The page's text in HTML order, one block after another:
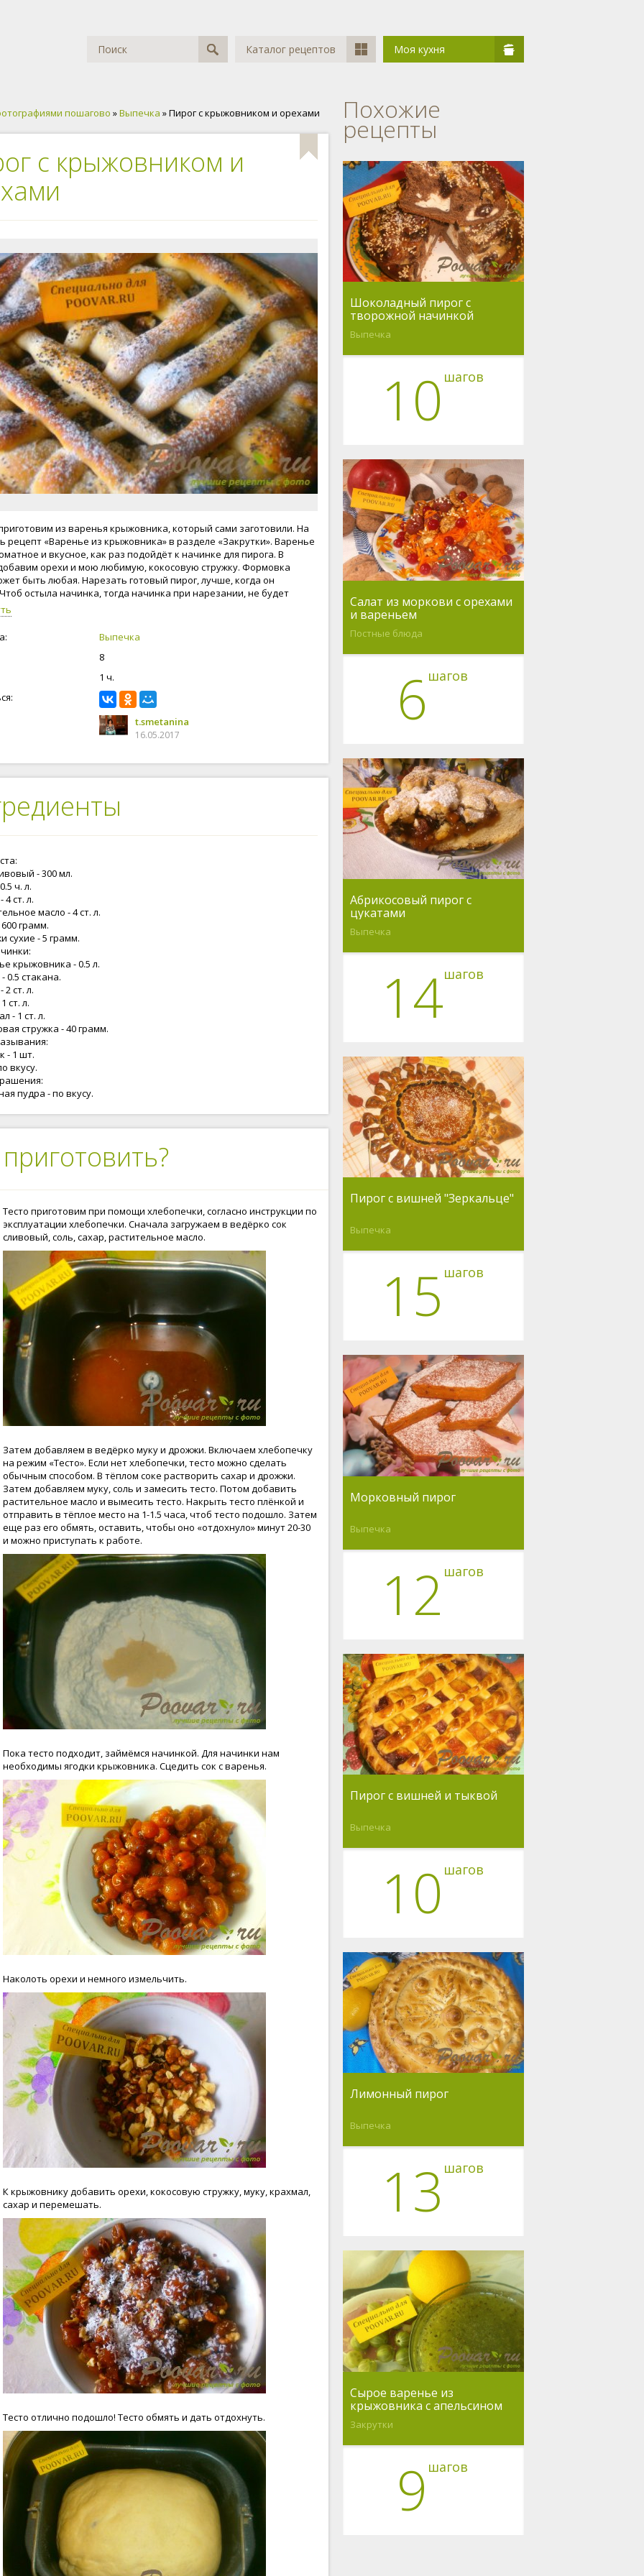
Каталог рецептов Моя кухня
пошагово »Выпечка » Пирог с крыжовником и орехами
с крыжовником и
из варенья крыжовника, который сами заготовили. На
рецепт «Варенье из крыжовника» в разделе «Закрутки». Варенье
и вкусное, как раз подойдёт к начинке для пирога. В
орехи и мою любимую, кокосовую стружку. Формовка
быть любая. Нарезать готовый пирог, лучше, когда он
остыла начинка, тогда начинка при нарезании, не будет
Приступим к приготовлению пирога с крыжовником и орехами!
Выпечка
8
1 ч.
t.smetanina
16.05.2017
- 300 мл.
ч. л.
4 ст. л.
масло - 4 ст. л.
грамм.
сухие - 5 грамм.
крыжовника - 0.5 л.
0.5 стакана.
2 ст. л.
ст. л.
- 1 ст. л.
стружка - 40 грамм.
- 1 шт.
вкусу.
пудра - по вкусу.
Тесто приготовим при помощи хлебопечки, согласно инструкции по
эксплуатации хлебопечки. Сначала загружаем в ведёрко сок
сливовый, соль, сахар, растительное масло.
Затем добавляем в ведёрко муку и дрожжи. Включаем хлебопечку
на режим «Тесто». Если нет хлебопечки, тесто можно сделать
обычным способом. В тёплом соке растворить сахар и дрожжи.
Затем добавляем муку, соль и замесить тесто. Потом добавить
растительное масло и вымесить тесто. Накрыть тесто плёнкой и
отправить в тёплое место на 1-1.5 часа, чтоб тесто подошло. Затем
еще раз его обмять, оставить, чтобы оно «отдохнуло» минут 20-30
и можно приступать к работе.
Пока тесто подходит, займёмся начинкой. Для начинки нам
необходимы ягодки крыжовника. Сцедить сок с варенья.
Наколоть орехи и немного измельчить.
К крыжовнику добавить орехи, кокосовую стружку, муку, крахмал,
сахар и перемешать.
Тесто отлично подошло! Тесто обмять и дать отдохнуть.
Похожие
рецепты
Шоколадный пирог с
творожной начинкой
Выпечка
10 шагов
Салат из моркови с орехами
и вареньем
Постные блюда
6 шагов
Абрикосовый пирог с
цукатами
Выпечка
14шагов
Пирог с вишней "Зеркальце"
Выпечка
15 шагов
Морковный пирог
Выпечка
12 шагов
Пирог с вишней и тыквой
Выпечка
10 шагов
Лимонный пирог
Выпечка
13 шагов
Сырое варенье из
крыжовника с апельсином
Закрутки
9 шагов